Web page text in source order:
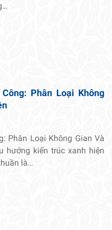
Phân Loại Không
Phân Loại Không Gian Và
hướng kiến trúc xanh hiện
là…